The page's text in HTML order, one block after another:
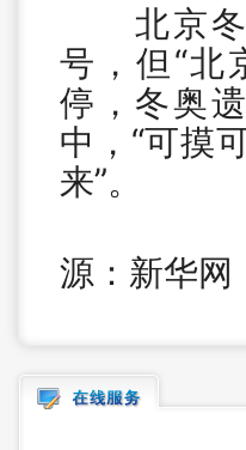
北京冬
号，但“北
停，冬奥
中，“可摸
来”。
源：新华网